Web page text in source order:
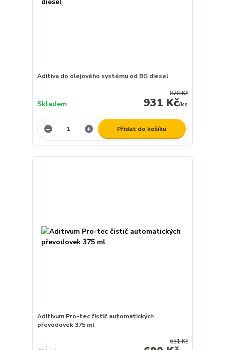
Aditiva do olejového systému od BG diesel
878 Kč
931 Kč/ks
Skladem
Přidat do košíku
Aditivum Pro-tec čistič automatických
převodovek 375 ml
651 Kč